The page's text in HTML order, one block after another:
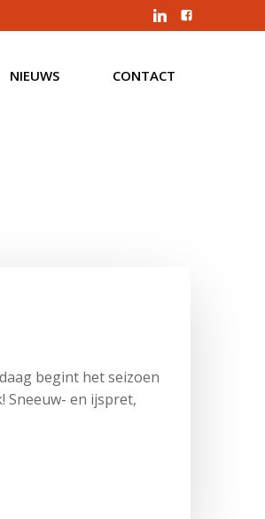
NIEUWS CONTACT
begint het seizoen
Sneeuw- en ijspret,